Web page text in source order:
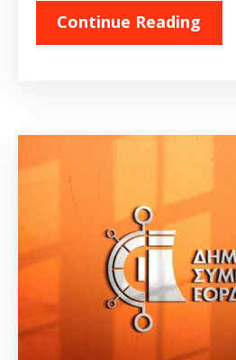
Continue Reading